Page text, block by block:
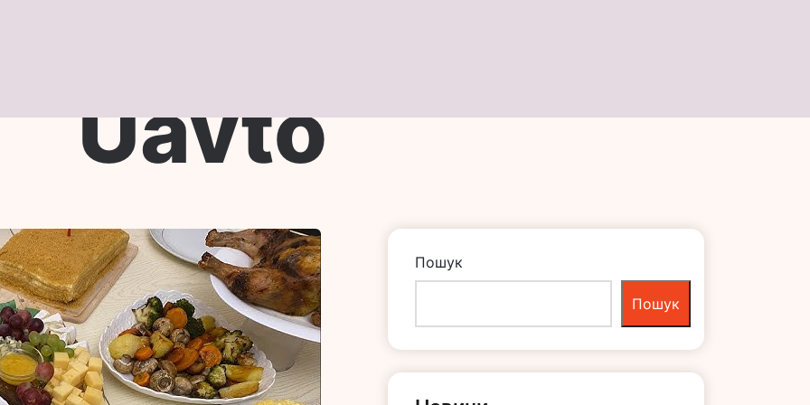
Uavto
Пошук
Пошук